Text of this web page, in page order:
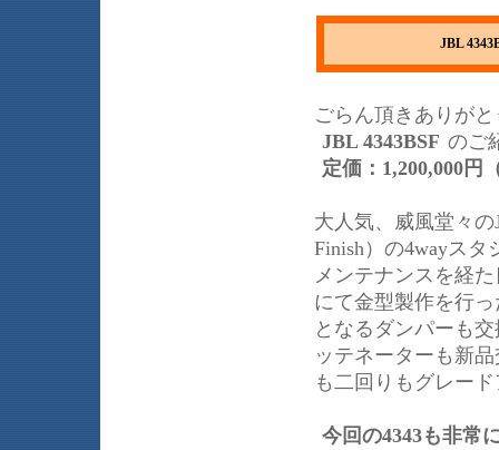
JBL
ごらん頂きありが
JBL 4343BSF のご
定価：1,200,000円
大人気、威風堂々
Finish）の4wayス
メンテナンスを経
にて金型製作を行
となるダンパーも
ッテネーターも新
も二回りもグレー
今回の4343も非常